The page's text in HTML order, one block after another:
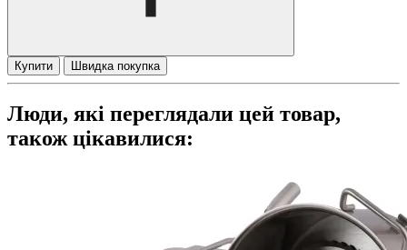
Купити Швидка покупка
Люди, які переглядали цей товар,
також цікавилися: